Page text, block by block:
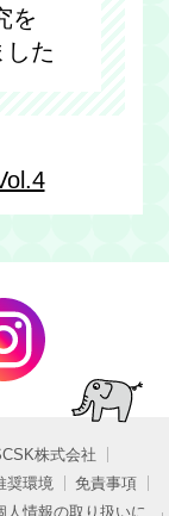
を
した
株式会社
奨環境
免責事項
人情報の取り扱いに